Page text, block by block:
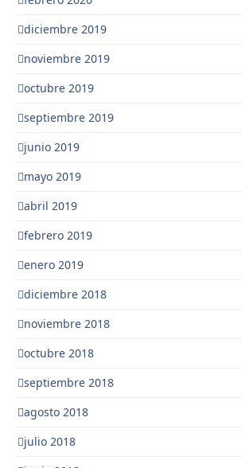
diciembre 2019
noviembre 2019
octubre 2019
septiembre 2019
junio 2019
mayo 2019
abril 2019
febrero 2019
enero 2019
diciembre 2018
noviembre 2018
octubre 2018
septiembre 2018
agosto 2018
julio 2018